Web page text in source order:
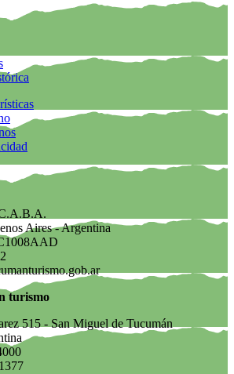
Aires - Argentina
turismo
515 - San Miguel de Tucumán